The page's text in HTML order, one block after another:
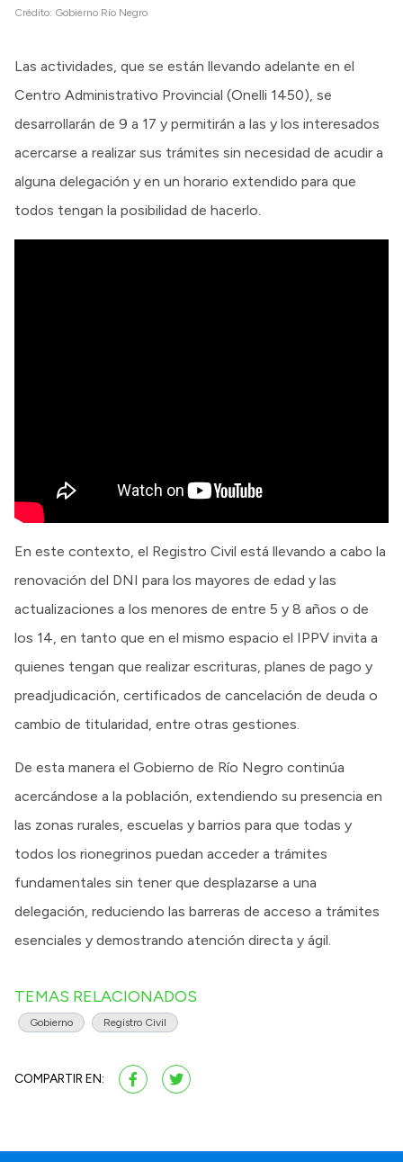
Crédito: Gobierno Río Negro
Las actividades, que se están llevando adelante en el
Centro Administrativo Provincial (Onelli 1450), se
desarrollarán de 9 a 17 y permitirán a las y los interesados
acercarse a realizar sus trámites sin necesidad de acudir a
alguna delegación y en un horario extendido para que
todos tengan la posibilidad de hacerlo.
En este contexto, el Registro Civil está llevando a cabo la
renovación del DNI para los mayores de edad y las
actualizaciones a los menores de entre 5 y 8 años o de
los 14, en tanto que en el mismo espacio el IPPV invita a
quienes tengan que realizar escrituras, planes de pago y
preadjudicación, certificados de cancelación de deuda o
cambio de titularidad, entre otras gestiones.
De esta manera el Gobierno de Río Negro continúa
acercándose a la población, extendiendo su presencia en
las zonas rurales, escuelas y barrios para que todas y
todos los rionegrinos puedan acceder a trámites
fundamentales sin tener que desplazarse a una
delegación, reduciendo las barreras de acceso a trámites
esenciales y demostrando atención directa y ágil.
TEMAS RELACIONADOS
Gobierno Registro Civil
COMPARTIR EN: